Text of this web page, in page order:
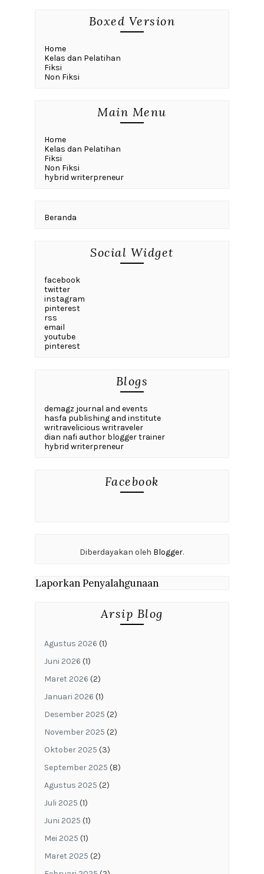
Boxed Version
Home
Kelas dan Pelatihan
Fiksi
Non Fiksi
Main Menu
Home
Kelas dan Pelatihan
Fiksi
Non Fiksi
hybrid writerpreneur
Beranda
Social Widget
facebook
twitter
instagram
pinterest
rss
email
youtube
pinterest
Blogs
demagz journal and events
hasfa publishing and institute
writravelicious writraveler
dian nafi author blogger trainer
hybrid writerpreneur
Facebook
Diberdayakan oleh Blogger.
Laporkan Penyalahgunaan
Arsip Blog
Agustus 2026 (1)
Juni 2026 (1)
Maret 2026 (2)
Januari 2026 (1)
Desember 2025 (2)
November 2025 (2)
Oktober 2025 (3)
September 2025 (8)
Agustus 2025 (2)
Juli 2025 (1)
Juni 2025 (1)
Mei 2025 (1)
Maret 2025 (2)